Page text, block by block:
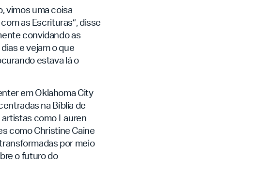
vimos uma coisa
as Escrituras”, disse
convidando as
e vejam o que
estava lá o
em Oklahoma City
na Bíblia de
como Lauren
como Christine Caine
por meio
o futuro do